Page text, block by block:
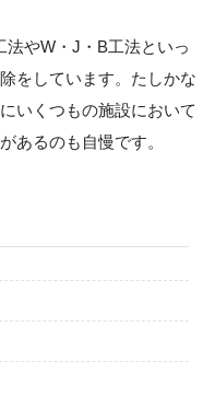
やW・J・B工法といっ
をしています。たしかな
いくつもの施設において
あるのも自慢です。